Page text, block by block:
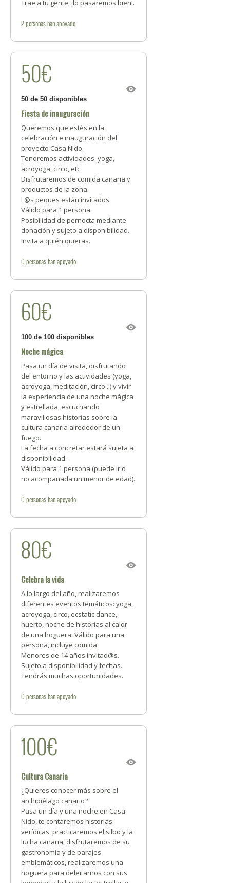
Trae a tu gente, ¡lo pasaremos bien!.
2personashan apoyado
50€
50 de 50 disponibles
Fiesta de inauguración
Queremos que estés en la
celebración e inauguración del
proyecto Casa Nido.
Tendremos actividades: yoga,
acroyoga, circo, etc.
Disfrutaremos de comida canaria y
productos de la zona.
L@s peques están invitados.
Válido para 1 persona.
Posibilidad de pernocta mediante
donación y sujeto a disponibilidad.
Invita a quién quieras.
0 personashan apoyado
60€
100 de 100 disponibles
Noche mágica
Pasa un día de visita, disfrutando
del entorno y las actividades (yoga,
acroyoga, meditación, circo...) y vivir
la experiencia de una noche mágica
y estrellada, escuchando
maravillosas historias sobre la
cultura canaria alrededor de un
fuego.
La fecha a concretar estará sujeta a
disponibilidad.
Válido para 1 persona (puede ir o
no acompañada un menor de edad).
0 personashan apoyado
80€
Celebra la vida
A lo largo del año, realizaremos
diferentes eventos temáticos: yoga,
acroyoga, circo, ecstatic dance,
huerto, noche de historias al calor
de una hoguera. Válido para una
persona, incluye comida.
Menores de 14 años invitad@s.
Sujeto a disponibilidad y fechas.
Tendrás muchas oportunidades.
0 personashan apoyado
100€
Cultura Canaria
¿Quieres conocer más sobre el
archipiélago canario?
Pasa un día y una noche en Casa
Nido, te contaremos historias
verídicas, practicaremos el silbo y la
lucha canaria, disfrutaremos de su
gastronomía y de parajes
emblemáticos, realizaremos una
hoguera para deleitarnos con sus